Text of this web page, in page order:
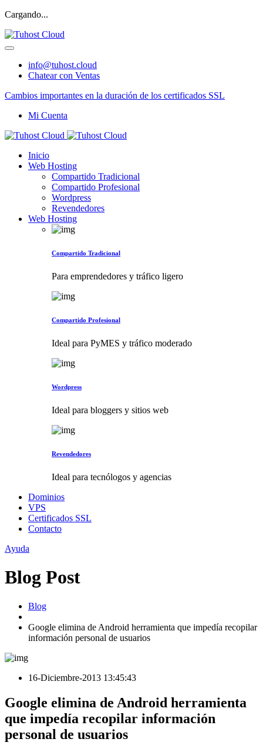
Cargando...
info@tuhost.cloud
Chatear con Ventas
Cambios importantes en la duración de los certificados SSL
Mi Cuenta
Inicio
Web Hosting
Compartido Tradicional
Compartido Profesional
Wordpress
Revendedores
Web Hosting
Compartido Tradicional
Para emprendedores y tráfico ligero
Compartido Profesional
Ideal para PyMES y tráfico moderado
Wordpress
Ideal para bloggers y sitios web
Revendedores
Ideal para tecnólogos y agencias
Dominios
VPS
Certificados SSL
Contacto
Ayuda
Blog Post
Blog
Google elimina de Android herramienta que impedía recopilar
información personal de usuarios
16-Diciembre-2013 13:45:43
Google elimina de Android herramienta
que impedía recopilar información
personal de usuarios